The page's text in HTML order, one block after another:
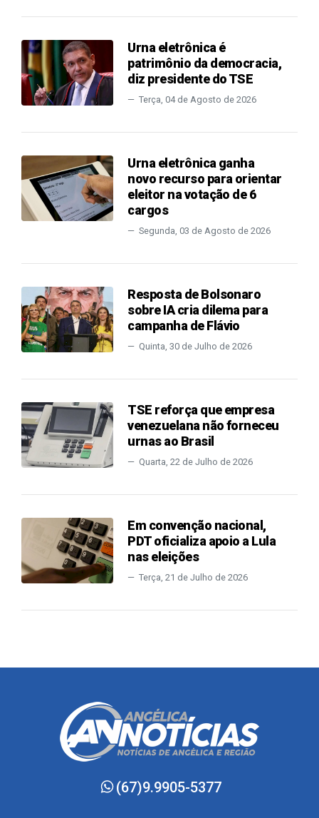
Urna eletrônica é
patrimônio da democracia,
diz presidente do TSE
Terça, 04 de Agosto de 2026
Urna eletrônica ganha
novo recurso para orientar
eleitor na votação de 6
cargos
Segunda, 03 de Agosto de 2026
Resposta de Bolsonaro
sobre IA cria dilema para
campanha de Flávio
Quinta, 30 de Julho de 2026
TSE reforça que empresa
venezuelana não forneceu
urnas ao Brasil
Quarta, 22 de Julho de 2026
Em convenção nacional,
PDT oficializa apoio a Lula
nas eleições
Terça, 21 de Julho de 2026
(67)9.9905-5377